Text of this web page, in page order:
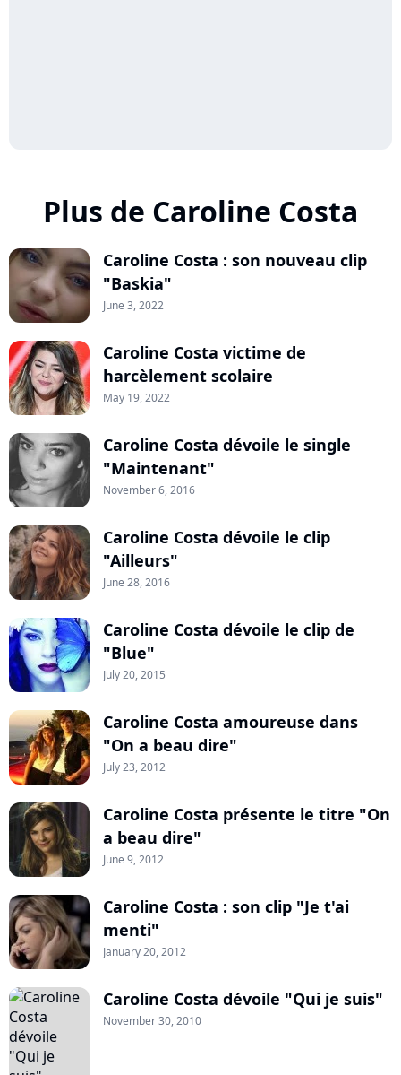
Plus de Caroline Costa
Caroline Costa : son nouveau clip
"Baskia"
June 3, 2022
Caroline Costa victime de
harcèlement scolaire
May 19, 2022
Caroline Costa dévoile le single
"Maintenant"
November 6, 2016
Caroline Costa dévoile le clip
"Ailleurs"
June 28, 2016
Caroline Costa dévoile le clip de
"Blue"
July 20, 2015
Caroline Costa amoureuse dans
"On a beau dire"
July 23, 2012
Caroline Costa présente le titre "On
a beau dire"
June 9, 2012
Caroline Costa : son clip "Je t'ai
menti"
January 20, 2012
Caroline Costa dévoile "Qui je suis"
November 30, 2010